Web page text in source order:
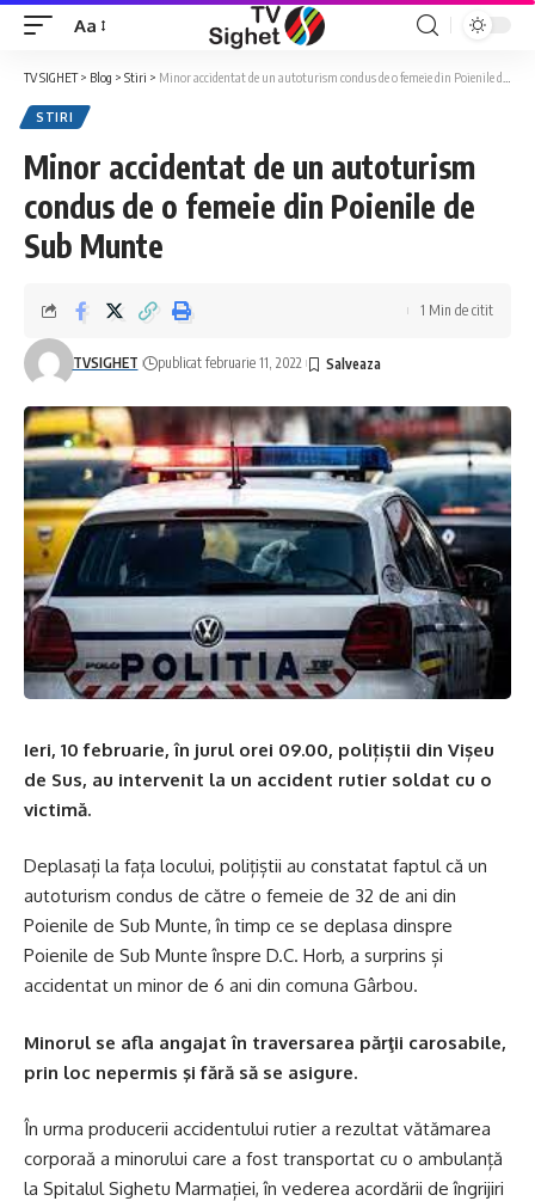
Font
Resizer
Aa
TV SIGHET> Blog > Stiri > Minor accidentat de un autoturism condus de o femeie din Poienile de Sub Munte
STIRI
Minor accidentat de un autoturism
condus de o femeie din Poienile de
Sub Munte
TVSIGHET publicat februarie 11, 2022
1 Min de citit
Ieri, 10 februarie, în jurul orei 09.00, polițiștii din Vișeu
de Sus, au intervenit la un accident rutier soldat cu o
victimă.
Deplasați la fața locului, polițiștii au constatat faptul că un
autoturism condus de către o femeie de 32 de ani din
Poienile de Sub Munte, în timp ce se deplasa dinspre
Poienile de Sub Munte înspre D.C. Horb, a surprins și
accidentat un minor de 6 ani din comuna Gârbou.
Minorul se afla angajat în traversarea părţii carosabile,
prin loc nepermis şi fără să se asigure.
În urma producerii accidentului rutier a rezultat vătămarea
corporaă a minorului care a fost transportat cu o ambulanță
la Spitalul Sighetu Marmației, în vederea acordării de îngrijiri